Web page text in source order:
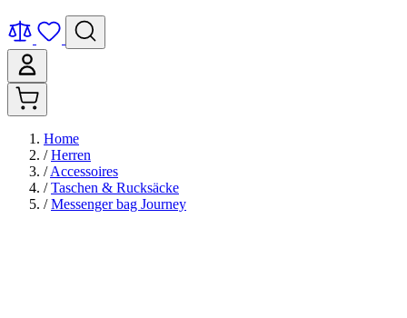
Home
/ Herren
/ Accessoires
/ Taschen & Rucksäcke
/ Messenger bag Journey